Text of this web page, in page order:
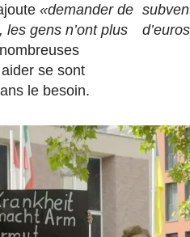
«demander de
les gens n’ont plus
se sont
le besoin.